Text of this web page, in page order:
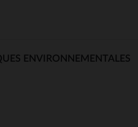
ENVIRONNEMENTALES